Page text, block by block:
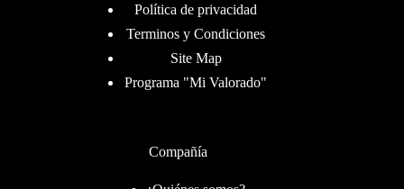
Política de privacidad
Terminos y Condiciones
Site Map
Programa "Mi Valorado"
Compañía